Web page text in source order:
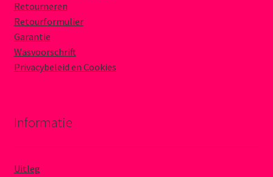
Retourneren
Retourformulier
Garantie
Wasvoorschrift
Privacybeleid en Cookies
Informatie
Uitleg